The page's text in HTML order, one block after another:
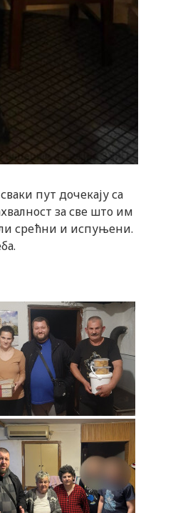
пут дочекају са
за све што им
срећни и испуњени.